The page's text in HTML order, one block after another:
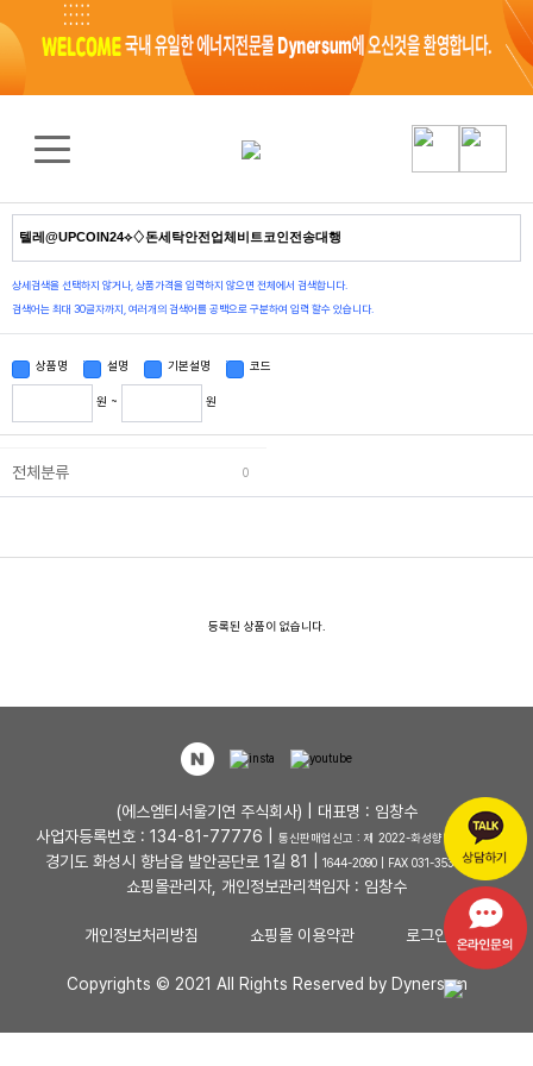
상세검색을 선택하지 않거나, 상품가격을 입력하지 않으면 전체에서 검색합니다.
검색어는 최대 30글자까지, 여러개의 검색어를 공백으로 구분하여 입력 할수 있습니다.
상품명 설명 기본설명 코드
원 ~ 원
전체분류 0
등록된 상품이 없습니다.
(에스엠티서울기연 주식회사) | 대표명 : 임창수
사업자등록번호 : 134-81-77776 |
통신판매업신고 : 제 2022-화성향남-0048 호
경기도 화성시 향남읍 발안공단로 1길 81 | 1644-2090 | FAX 031-353-4727
쇼핑몰관리자, 개인정보관리책임자 : 임창수
개인정보처리방침 쇼핑몰 이용약관 로그인
Copyrights © 2021 All Rights Reserved by Dynersum